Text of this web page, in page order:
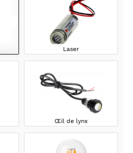
Laser
Œil de lynx